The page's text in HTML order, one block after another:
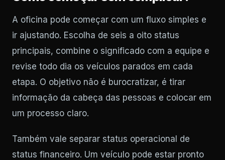
A oficina pode começar com um fluxo simples e
ir ajustando. Escolha de seis a oito status
principais, combine o significado com a equipe e
revise todo dia os veículos parados em cada
etapa. O objetivo não é burocratizar, é tirar
informação da cabeça das pessoas e colocar em
um processo claro.
Também vale separar status operacional de
status financeiro. Um veículo pode estar pronto